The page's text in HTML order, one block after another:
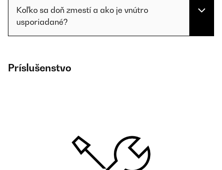
Koľko sa doň zmestí a ako je vnútro
usporiadané?
Príslušenstvo